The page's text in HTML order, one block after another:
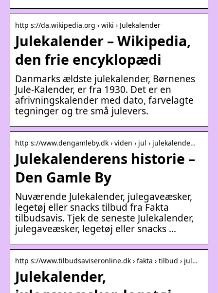
http s://da.wikipedia.org › wiki › Julekalender
Julekalender – Wikipedia,
den frie encyklopædi
Danmarks ældste julekalender, Børnenes
Jule-Kalender, er fra 1930. Det er en
afrivningskalender med dato, farvelagte
tegninger og tre små julevers.
http s://www.dengamleby.dk › viden › jul › julekalende…
Julekalenderens historie –
Den Gamle By
Nuværende Julekalender, julegaveæsker,
legetøj eller snacks tilbud fra Fakta
tilbudsavis. Tjek de seneste Julekalender,
julegaveæsker, legetøj eller snacks …
http s://www.tilbudsaviseronline.dk › fakta › tilbud › jul…
Julekalender,